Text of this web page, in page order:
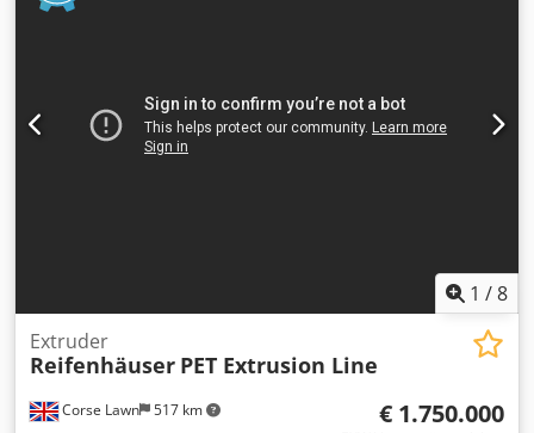
1 /8
Corse Lawn 517 km
Extruder
Reifenhäuser PET Extrusion Line
€ 1.750.000